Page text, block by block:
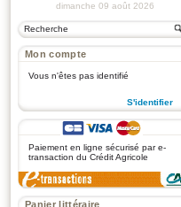
dimanche 09 août 2026
Mon compte
Vous n'êtes pas identifié
S'identifier
Paiement en ligne sécurisé par e-
transaction du Crédit Agricole
Panier littéraire